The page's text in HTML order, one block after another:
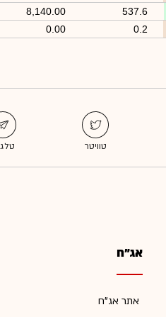
537.6
8,140.00
0.2
0.00
אג"ח
אתר אג"ח